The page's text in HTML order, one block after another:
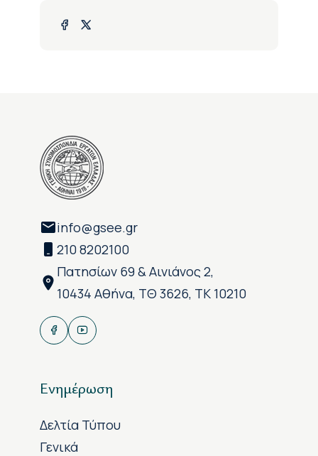
info@gsee.gr
210 8202100
Πατησίων 69 & Αινιάνος 2,
10434 Αθήνα, ΤΘ 3626, ΤΚ 10210
Ενημέρωση
Δελτία Τύπου
Γενικά